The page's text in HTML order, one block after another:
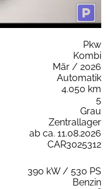
Pkw
Kombi
Mär / 2026
Automatik
4.050 km
5
Grau
Zentrallager
ab ca. 11.08.2026
CAR3025312
390 kW / 530 PS
Benzin